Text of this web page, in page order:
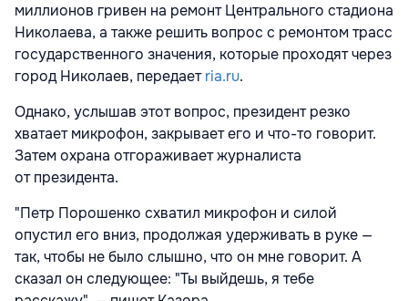
миллионов гривен на ремонт Центрального стадиона
Николаева, а также решить вопрос с ремонтом трасс
государственного значения, которые проходят через
город Николаев, передаетria.ru.
Однако, услышав этот вопрос, президент резко
хватает микрофон, закрывает его и что-то говорит.
Затем охрана отгораживает журналиста
от президента.
"Петр Порошенко схватил микрофон и силой
опустил его вниз, продолжая удерживать в руке —
так, чтобы не было слышно, что он мне говорит. А
сказал он следующее: "Ты выйдешь, я тебе